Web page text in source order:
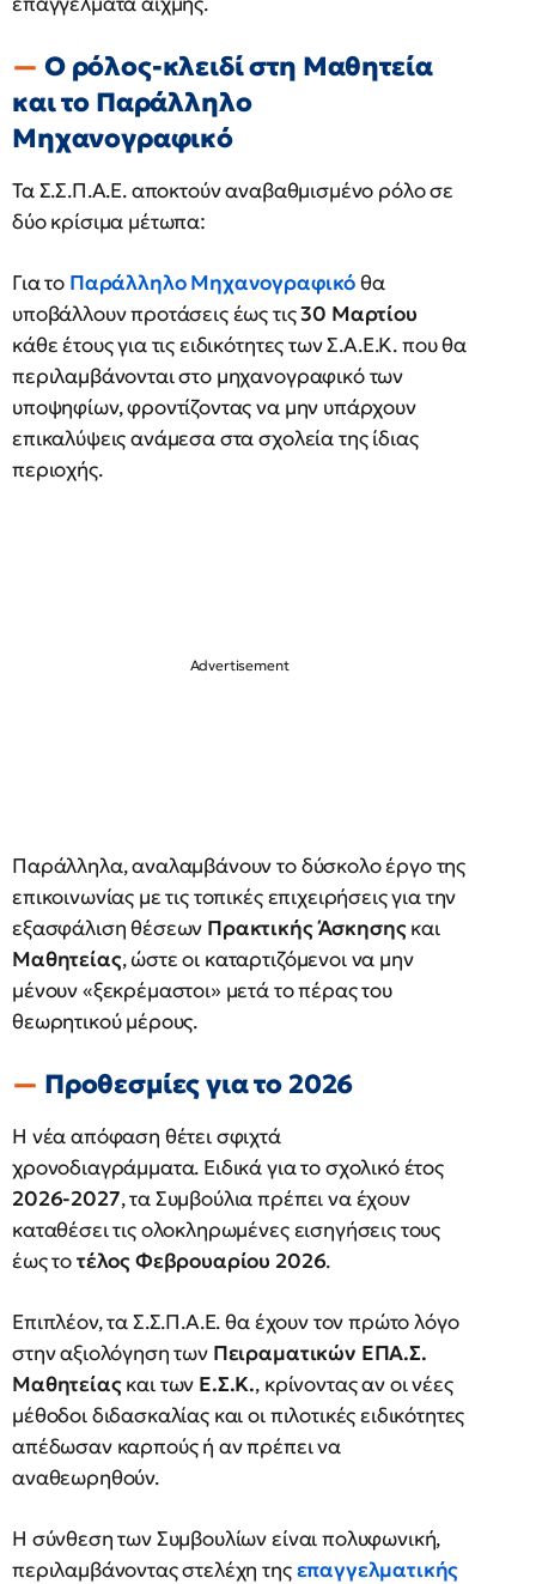
Ο ρόλος-κλειδί στη Μαθητεία
και το Παράλληλο
Μηχανογραφικό
Τα Σ.Σ.Π.Α.Ε. αποκτούν αναβαθμισμένο ρόλο σε
δύο κρίσιμα μέτωπα:
Για το Παράλληλο Μηχανογραφικόθα
υποβάλλουν προτάσεις έως τις30 Μαρτίου
κάθε έτους για τις ειδικότητες των Σ.Α.Ε.Κ. που θα
περιλαμβάνονται στο μηχανογραφικό των
υποψηφίων, φροντίζοντας να μην υπάρχουν
επικαλύψεις ανάμεσα στα σχολεία της ίδιας
περιοχής.
Παράλληλα, αναλαμβάνουν το δύσκολο έργο της
επικοινωνίας με τις τοπικές επιχειρήσεις για την
εξασφάλιση θέσεων Πρακτικής Άσκησηςκαι
Μαθητείας, ώστε οι καταρτιζόμενοι να μην
μένουν «ξεκρέμαστοι» μετά το πέρας του
θεωρητικού μέρους.
Προθεσμίες για το 2026
Η νέα απόφαση θέτει σφιχτά
χρονοδιαγράμματα. Ειδικά για το σχολικό έτος
2026-2027, τα Συμβούλια πρέπει να έχουν
καταθέσει τις ολοκληρωμένες εισηγήσεις τους
έως τοτέλος Φεβρουαρίου 2026.
Επιπλέον, τα Σ.Σ.Π.Α.Ε. θα έχουν τον πρώτο λόγο
στην αξιολόγηση των Πειραματικών ΕΠΑ.Σ.
Μαθητείαςκαι των Ε.Σ.Κ., κρίνοντας αν οι νέες
μέθοδοι διδασκαλίας και οι πιλοτικές ειδικότητες
απέδωσαν καρπούς ή αν πρέπει να
αναθεωρηθούν.
Η σύνθεση των Συμβουλίων είναι πολυφωνική,
περιλαμβάνοντας στελέχη τηςεπαγγελματικής